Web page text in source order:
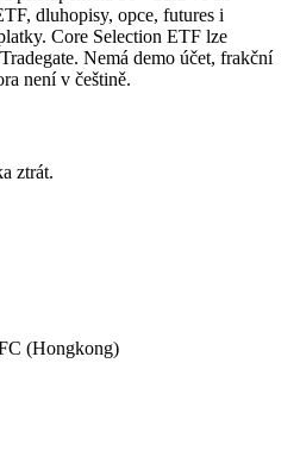
dluhopisy, opce, futures i
Core Selection ETF lze
Nemá demo účet, frakční
není v češtině.
ztrát.
(Hongkong)